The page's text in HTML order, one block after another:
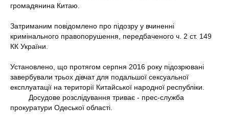
громадянина Китаю.
Затриманим повідомлено про підозру у вчиненні
кримінального правопорушення, передбаченого ч. 2 ст. 149
КК України.
Установлено, що протягом серпня 2016 року підозрювані
завербували трьох дівчат для подальшої сексуальної
експлуатації на території Китайської народної республіки.
Досудове розслідування триває - прес-служба
прокуратури Одеської області.